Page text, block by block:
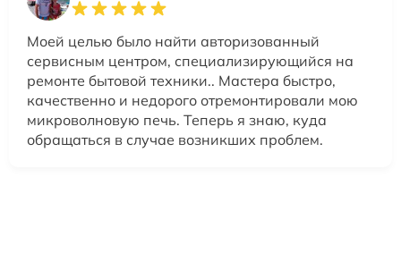
Моей целью было найти авторизованный
сервисным центром, специализирующийся на
ремонте бытовой техники.. Мастера быстро,
качественно и недорого отремонтировали мою
микроволновую печь. Теперь я знаю, куда
обращаться в случае возникших проблем.